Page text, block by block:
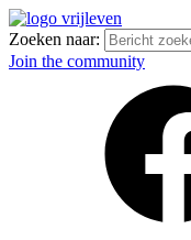
Zoeken naar:
Join the community